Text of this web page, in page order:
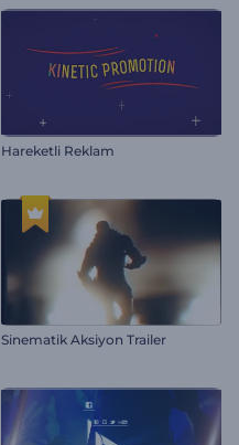
Hareketli Reklam
Sinematik Aksiyon Trailer